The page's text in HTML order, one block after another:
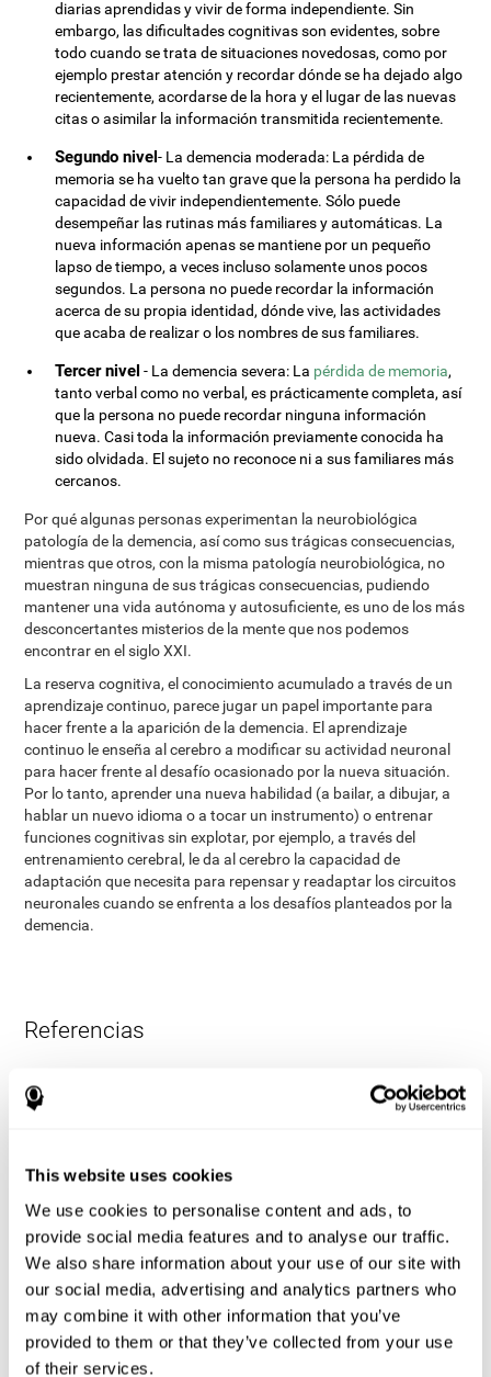
This website uses cookies
We use cookies to personalise content and ads, to
provide social media features and to analyse our traffic.
We also share information about your use of our site with
our social media, advertising and analytics partners who
may combine it with other information that you’ve
provided to them or that they’ve collected from your use
of their services.
diarias aprendidas y vivir de forma independiente. Sin
embargo, las dificultades cognitivas son evidentes, sobre
todo cuando se trata de situaciones novedosas, como por
ejemplo prestar atención y recordar dónde se ha dejado algo
recientemente, acordarse de la hora y el lugar de las nuevas
citas o asimilar la información transmitida recientemente.
Segundo nivel- La demencia moderada: La pérdida de
memoria se ha vuelto tan grave que la persona ha perdido la
capacidad de vivir independientemente. Sólo puede
desempeñar las rutinas más familiares y automáticas. La
nueva información apenas se mantiene por un pequeño
lapso de tiempo, a veces incluso solamente unos pocos
segundos. La persona no puede recordar la información
acerca de su propia identidad, dónde vive, las actividades
que acaba de realizar o los nombres de sus familiares.
Tercer nivel - La demencia severa: La pérdida de memoria,
tanto verbal como no verbal, es prácticamente completa, así
que la persona no puede recordar ninguna información
nueva. Casi toda la información previamente conocida ha
sido olvidada. El sujeto no reconoce ni a sus familiares más
cercanos.
Por qué algunas personas experimentan la neurobiológica
patología de la demencia, así como sus trágicas consecuencias,
mientras que otros, con la misma patología neurobiológica, no
muestran ninguna de sus trágicas consecuencias, pudiendo
mantener una vida autónoma y autosuficiente, es uno de los más
desconcertantes misterios de la mente que nos podemos
encontrar en el siglo XXI.
La reserva cognitiva, el conocimiento acumulado a través de un
aprendizaje continuo, parece jugar un papel importante para
hacer frente a la aparición de la demencia. El aprendizaje
continuo le enseña al cerebro a modificar su actividad neuronal
para hacer frente al desafío ocasionado por la nueva situación.
Por lo tanto, aprender una nueva habilidad (a bailar, a dibujar, a
hablar un nuevo idioma o a tocar un instrumento) o entrenar
funciones cognitivas sin explotar, por ejemplo, a través del
entrenamiento cerebral, le da al cerebro la capacidad de
adaptación que necesita para repensar y readaptar los circuitos
neuronales cuando se enfrenta a los desafíos planteados por la
demencia.
Referencias
Bucher, Aubrey French, Sara Horton, Rachel F. Loefflad, Phillip
American Journal of Alzheimer’s Disease & Other Dementias
2014; doi: 10.1177/1533317514539376
Korczyn dC, Peretz C, Aharonson V, et al. - El programa
informático de entrenamiento cognitivo CogniFit produce una
mejora mayor en el rendimiento cognitivo que los clásicos juegos
de ordenador: Estudio prospectivo, aleatorizado, doble ciego de
intervención en los ancianos. Alzheimer y Demencia: El diario de
la Asociación de Alzheimer de 2007, tres (3): S171.
Shatil E, Korczyn dC, Peretz C, et al. - Mejorar el rendimiento